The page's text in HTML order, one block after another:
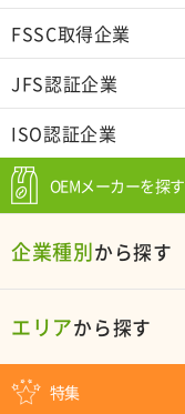
FSSC取得企業
JFS認証企業
ISO認証企業
OEMメーカーを探す
企業種別から探す
エリアから探す
特集